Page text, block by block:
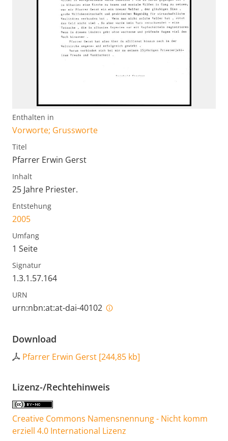
Enthalten in
Vorworte; Grussworte
Titel
Pfarrer Erwin Gerst
Inhalt
25 Jahre Priester.
Entstehung
2005
Umfang
1 Seite
Signatur
1.3.1.57.164
URN
urn:nbn:at:at-dai-40102
Download
Pfarrer Erwin Gerst [244,85 kb]
Lizenz-/Rechtehinweis
Creative Commons Namensnennung - Nicht komm
erziell 4.0 International Lizenz